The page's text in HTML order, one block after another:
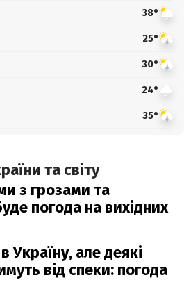
38°
25°
30°
24°
35°
та світу
з грозами та
погода на вихідних
Україну, але деякі
від спеки: погода